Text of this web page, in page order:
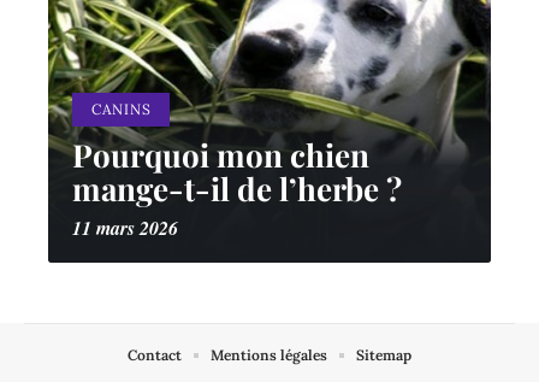
CANINS
Pourquoi mon chien
mange-t-il de l’herbe ?
11 mars 2026
Contact Mentions légales Sitemap